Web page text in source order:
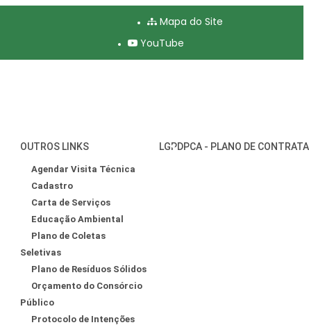
Mapa do Site
YouTube
OUTROS LINKS
Agendar Visita Técnica
Cadastro
Carta de Serviços
Educação Ambiental
Plano de Coletas
Seletivas
Plano de Resíduos Sólidos
Orçamento do Consórcio
Público
Protocolo de Intenções
LGPDPCA - PLANO DE